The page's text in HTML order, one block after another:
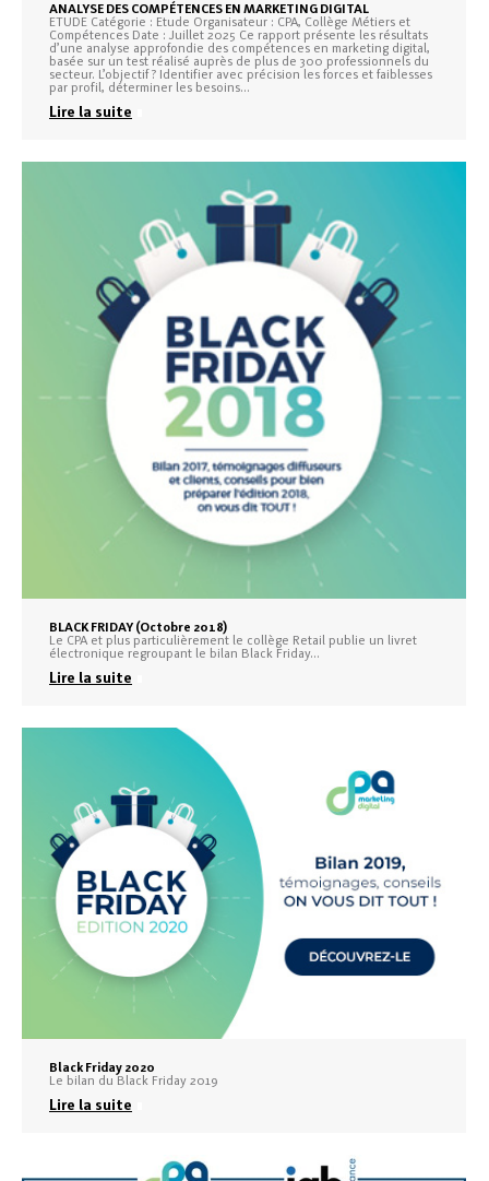
ANALYSE DES COMPÉTENCES EN MARKETING DIGITAL
ETUDE Catégorie : Etude Organisateur : CPA, Collège Métiers et
Compétences Date : Juillet 2025 Ce rapport présente les résultats
d’une analyse approfondie des compétences en marketing digital,
basée sur un test réalisé auprès de plus de 300 professionnels du
secteur. L’objectif ? Identifier avec précision les forces et faiblesses
par profil, déterminer les besoins…
Lire la suite
BLACK FRIDAY (Octobre 2018)
Le CPA et plus particulièrement le collège Retail publie un livret
électronique regroupant le bilan Black Friday…
Lire la suite
Black Friday 2020
Le bilan du Black Friday 2019
Lire la suite